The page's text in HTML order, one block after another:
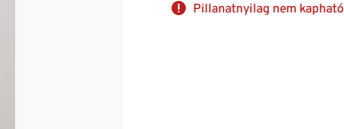
Pillanatnyilag nem kapható